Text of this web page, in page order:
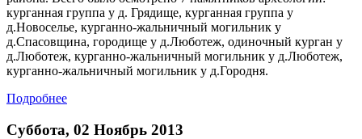
курганная группа у д. Грядище, курганная группа у
д.Новоселье, курганно-жальничный могильник у
д.Спасовщина, городище у д.Люботеж, одиночный курган у
д.Люботеж, курганно-жальничный могильник у д.Люботеж,
курганно-жальничный могильник у д.Городня.
Подробнее
Суббота, 02 Ноябрь 2013